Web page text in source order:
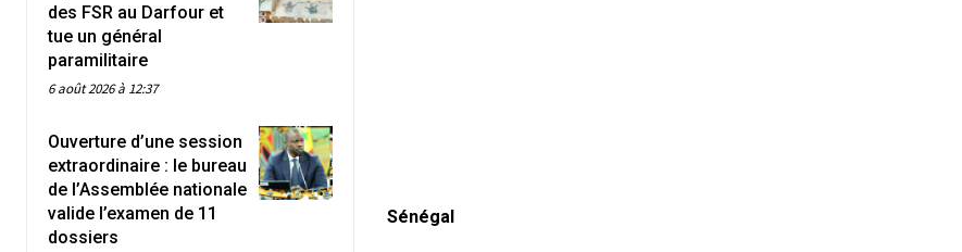
des FSR au Darfour et
tue un général
paramilitaire
6 août 2026 à 12:37
Ouverture d’une session
extraordinaire : le bureau
de l’Assemblée nationale
valide l’examen de 11
dossiers
Sénégal